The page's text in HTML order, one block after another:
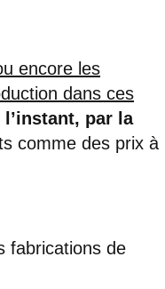
encore les
dans ces
l’instant, par la
comme des prix à
fabrications de